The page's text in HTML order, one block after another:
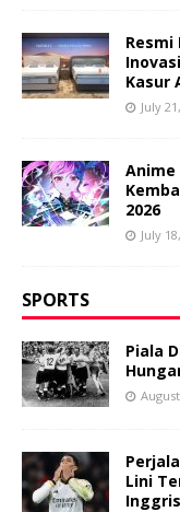
Resmi
Kasur
July
Anime
2026
July
SPORTS
Piala
Lini
Inggris